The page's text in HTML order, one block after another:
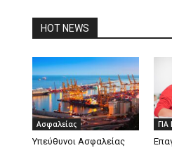
HOT NEWS
Ασφαλείας
Υπεύθυνοι Ασφαλείας
ΓΙΑ